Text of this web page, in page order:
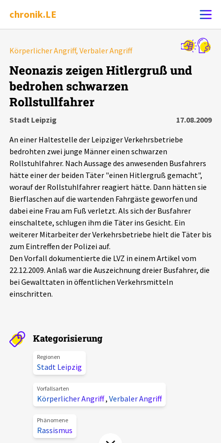
chronik.LE
Ereignis melden
Chronik
Dossiers
Schlaglichter
Phänomene
Aktuelles
Alle Beiträge
Veranstaltungen
Pressemitteilungen
Projektbeschreibung
Unterstützer_innen
chronik.LE in der Presse
Körperlicher Angriff, Verbaler Angriff
Neonazis zeigen Hitlergruß und
bedrohen schwarzen
Rollstullfahrer
Stadt Leipzig
17.08.2009
An einer Haltestelle der Leipziger Verkehrsbetriebe
bedrohten zwei junge Männer einen schwarzen
Rollstuhlfahrer. Nach Aussage des anwesenden Busfahrers
hätte einer der beiden Täter "einen Hitlergruß gemacht",
worauf der Rollstuhlfahrer reagiert hätte. Dann hätten sie
Bierflaschen auf die wartenden Fahrgäste geworfen und
dabei eine Frau am Fuß verletzt. Als sich der Busfahrer
einschaltete, schlugen ihm die Täter ins Gesicht. Ein
weiterer Mitarbeiter der Verkehrsbetriebe hielt die Täter bis
zum Eintreffen der Polizei auf.
Den Vorfall dokumentierte die LVZ in einem Artikel vom
22.12.2009. Anlaß war die Auszeichnung dreier Busfahrer, die
bei Gewalttaten in öffentlichen Verkehrsmitteln
einschritten.
Kategorisierung
Regionen
Stadt Leipzig
Vorfallsarten
Körperlicher Angriff, Verbaler Angriff
Phänomene
Rassismus
Alle Ereignisse
Ereignisse
Ereignisse Statistik
Filter Erklärungen